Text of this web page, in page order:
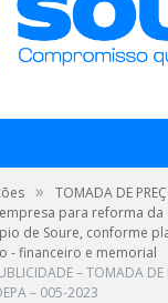
»
TOMADA DE
para reforma da
de Soure, conforme
- financeiro e memorial
– TOMADA DE
– 005-2023